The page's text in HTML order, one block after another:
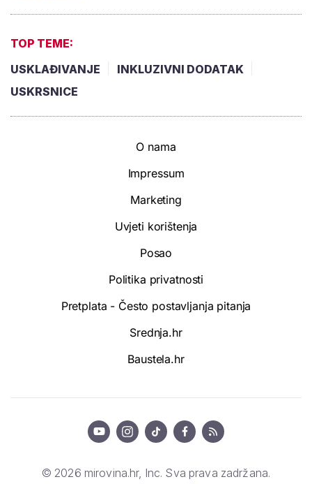
TOP TEME:
USKLAĐIVANJE
INKLUZIVNI DODATAK
USKRSNICE
O nama
Impressum
Marketing
Uvjeti korištenja
Posao
Politika privatnosti
Pretplata - Često postavljanja pitanja
Srednja.hr
Baustela.hr
© 2026 mirovina.hr, Inc. Sva prava zadržana.